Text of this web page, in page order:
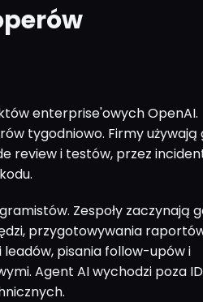
enterprise'owych OpenAI.
tygodniowo. Firmy używają
review i testów, przez
Zespoły zaczynają
przygotowywania
pisania follow-upów i
Agent AI wychodzi poza